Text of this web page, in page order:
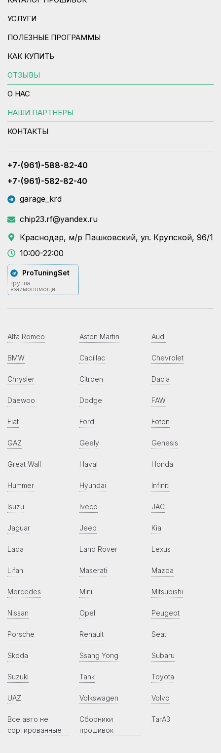
УСЛУГИ
ПОЛЕЗНЫЕ ПРОГРАММЫ
КАК КУПИТЬ
ОТЗЫВЫ
О НАС
НАШИ ПАРТНЕРЫ
КОНТАКТЫ
+7-(961)-588-82-40
+7-(961)-582-82-40
garage_krd
chip23.rf@yandex.ru
Краснодар, м/р Пашковский, ул. Крупской, 96/1
10:00-22:00
ProTuningSet
группа
взаимопомощи
Alfa Romeo Aston Martin Audi
BMW Cadillac Chevrolet
Chrysler Citroen Dacia
Daewoo Dodge FAW
Fiat Ford Foton
GAZ Geely Genesis
Great Wall Haval Honda
Hummer Hyundai Infiniti
Isuzu Iveco JAC
Jaguar Jeep Kia
Lada Land Rover Lexus
Lifan Maserati Mazda
Mercedes Mini Mitsubishi
Nissan Opel Peugeot
Porsche Renault Seat
Skoda Ssang Yong Subaru
Suzuki Tank Toyota
UAZ Volkswagen Volvo
Все авто не
сортированные
Сборники
прошивок
ТагАЗ